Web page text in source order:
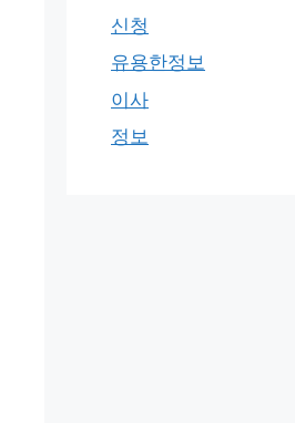
신청
유용한정보
이사
정보